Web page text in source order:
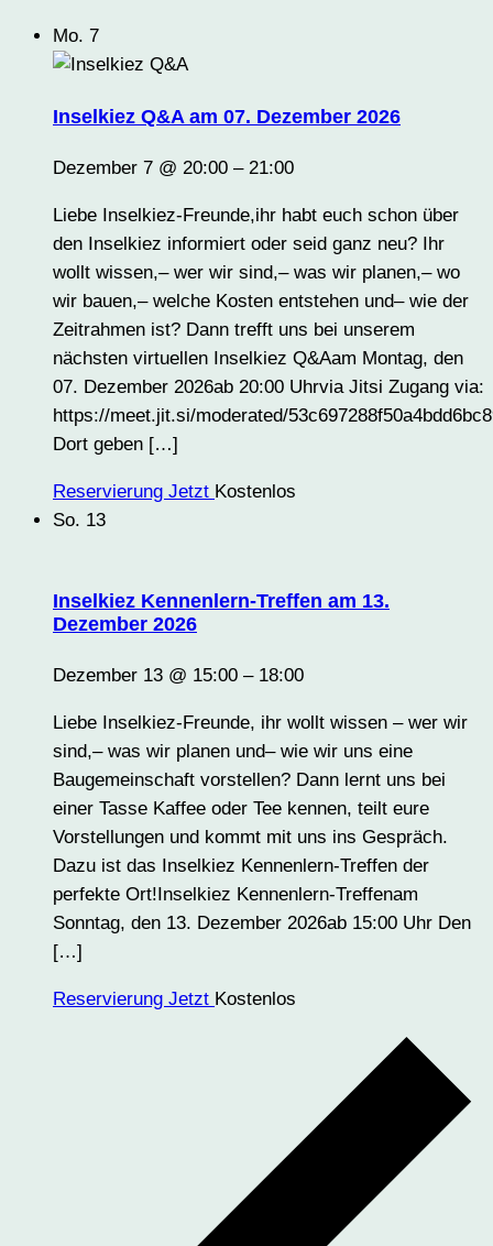
Mo. 7
Inselkiez Q&A am 07. Dezember 2026
Dezember 7 @ 20:00 – 21:00
Liebe Inselkiez-Freunde,ihr habt euch schon über
den Inselkiez informiert oder seid ganz neu? Ihr
wollt wissen,– wer wir sind,– was wir planen,– wo
wir bauen,– welche Kosten entstehen und– wie der
Zeitrahmen ist? Dann trefft uns bei unserem
nächsten virtuellen Inselkiez Q&Aam Montag, den
07. Dezember 2026ab 20:00 Uhrvia Jitsi Zugang via:
https://meet.jit.si/moderated/
Dort geben […]
Reservierung Jetzt Kostenlos
So. 13
Inselkiez Kennenlern-Treffen am 13.
Dezember 2026
Dezember 13 @ 15:00 – 18:00
Liebe Inselkiez-Freunde, ihr wollt wissen – wer wir
sind,– was wir planen und– wie wir uns eine
Baugemeinschaft vorstellen? Dann lernt uns bei
einer Tasse Kaffee oder Tee kennen, teilt eure
Vorstellungen und kommt mit uns ins Gespräch.
Dazu ist das Inselkiez Kennenlern-Treffen der
perfekte Ort!Inselkiez Kennenlern-Treffenam
Sonntag, den 13. Dezember 2026ab 15:00 Uhr Den
[…]
Reservierung Jetzt Kostenlos